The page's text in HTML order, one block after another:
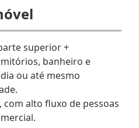
superior +
banheiro e
ou até mesmo
com alto fluxo de pessoas